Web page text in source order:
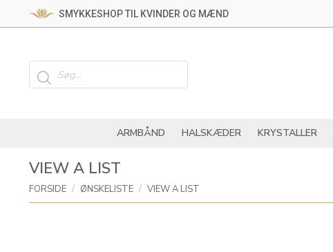
SMYKKESHOP TIL KVINDER OG MÆND
search
ARMBÅND HALSKÆDER KRYSTALLER
VIEW A LIST
You are here:
FORSIDE ØNSKELISTE VIEW A LIST